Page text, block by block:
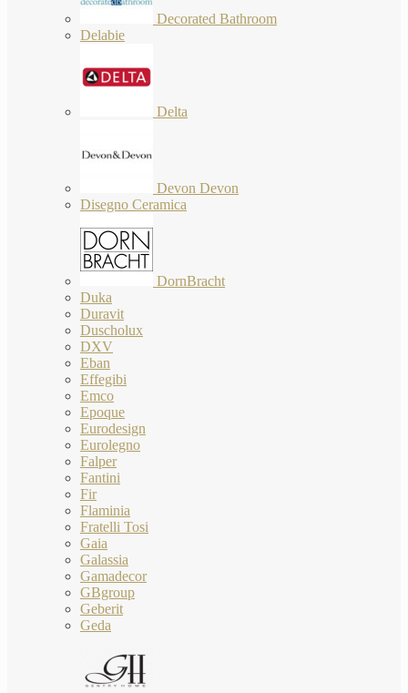
Decorated Bathroom
Delabie
Delta
Devon Devon
Disegno Ceramica
DornBracht
Duka
Duravit
Duscholux
DXV
Eban
Effegibi
Emco
Epoque
Eurodesign
Eurolegno
Falper
Fantini
Fir
Flaminia
Fratelli Tosi
Gaia
Galassia
Gamadecor
GBgroup
Geberit
Geda